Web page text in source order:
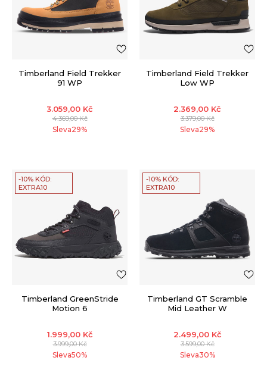
Timberland Field Trekker
91 WP
3.059,00 Kč
4.369,00Kč
Sleva29%
Timberland Field Trekker
Low WP
2.369,00 Kč
3.379,00Kč
Sleva29%
-10% KÓD:
EXTRA10
Timberland GreenStride
Motion 6
1.999,00 Kč
3.999,00Kč
Sleva50%
-10% KÓD:
EXTRA10
Timberland GT Scramble
Mid Leather W
2.499,00 Kč
3.599,00Kč
Sleva30%